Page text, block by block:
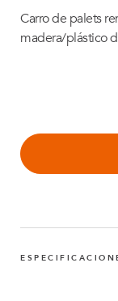
Carro de palets
madera/plástico